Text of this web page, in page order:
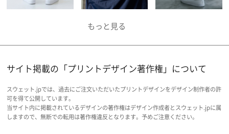
サイト掲載の「プリントデザイン著作権」について
スウェット.jpでは、過去にご注文いただいたプリントデザインをデザイン制作者の許
可を得て公開しています。
当サイト内に掲載されているデザインの著作権はデザイン作成者とスウェット.jpに属
しますので、無断での転用は著作権違反となります。予めご注意ください。